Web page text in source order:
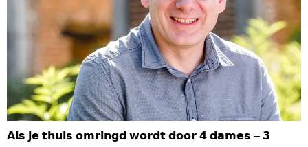
𝗔𝗹𝘀 𝗷𝗲 𝘁𝗵𝘂𝗶𝘀 𝗼𝗺𝗿𝗶𝗻𝗴𝗱 𝘄𝗼𝗿𝗱𝘁 𝗱𝗼𝗼𝗿 𝟰 𝗱𝗮𝗺𝗲𝘀 – 𝟯